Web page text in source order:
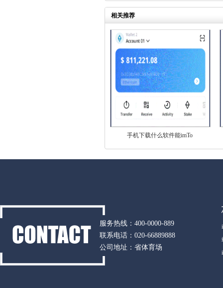
相关推荐
手机下载什么软件能imTo
服务热线：400-0000-889
联系电话：020-66889888
公司地址：省体育场